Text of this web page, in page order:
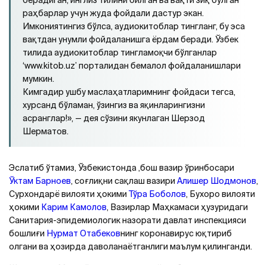
раҳбарлар учун жуда фойдали дастур экан.
Имкониятингиз бўлса, аудиокитоблар тингланг, бу эса
вақтдан унумли фойдаланишга ёрдам беради. Ўзбек
тилида аудиокитоблар тингламоқчи бўлганлар
‘www.kitob.uz’ порталидан бемалол фойдаланишлари
мумкин.
Кимгадир ушбу маслаҳатларимнинг фойдаси тегса,
хурсанд бўламан, ўзингиз ва яқинларингизни
асранглар!», — дея сўзини якунлаган Шерзод
Шерматов.
Эслатиб ўтамиз, Ўзбекистонда ,бош вазир ўринбосари
Ўктам Барноев, соғлиқни сақлаш вазири Aлишер Шодмонов,
Сурхондарё вилояти ҳокими Тўра Боболов, Бухоро вилояти
ҳокими Карим Камолов, Вазирлар Маҳкамаси ҳузуридаги
Санитария-эпидемиологик назорати давлат инспекцияси
бошлиғи Нурмат Отабековнинг коронавирус юқтириб
олгани ва ҳозирда даволанаётганлиги маълум қилинганди.